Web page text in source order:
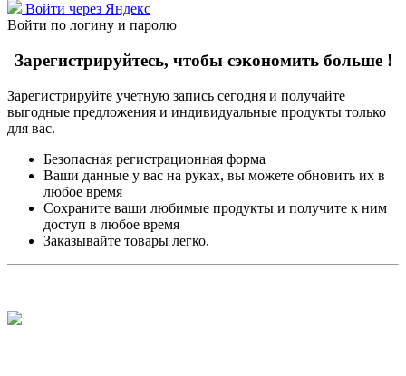
Войти через Яндекс
Войти по логину и паролю
Зарегистрируйтесь, чтобы сэкономить больше !
Зарегистрируйте учетную запись сегодня и получайте
выгодные предложения и индивидуальные продукты только
для вас.
Безопасная регистрационная форма
Ваши данные у вас на руках, вы можете обновить их в
любое время
Сохраните ваши любимые продукты и получите к ним
доступ в любое время
Заказывайте товары легко.